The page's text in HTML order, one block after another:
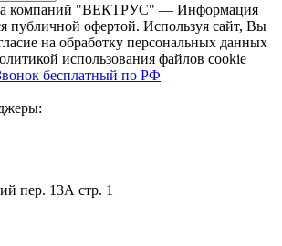
компаний "ВЕКТРУС" — Информация
публичной офертой. Используя сайт, Вы
на обработку персональных данных
использования файлов cookie
бесплатный по РФ
пер. 13А стр. 1